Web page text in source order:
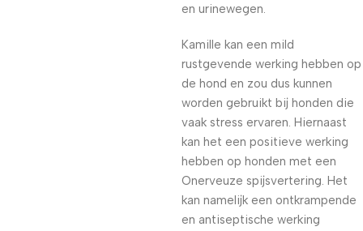
en urinewegen.
Kamille kan een mild
rustgevende werking hebben op
de hond en zou dus kunnen
worden gebruikt bij honden die
vaak stress ervaren. Hiernaast
kan het een positieve werking
hebben op honden met een
Onerveuze spijsvertering. Het
kan namelijk een ontkrampende
en antiseptische werking